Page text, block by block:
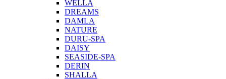
WELLA
DREAMS
DAMLA
NATURE
DURU-SPA
DAISY
SEASIDE-SPA
DERIN
SHALLA